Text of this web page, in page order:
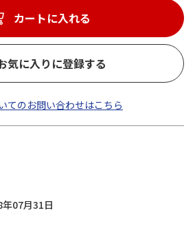
カートに入れる
気に入りに登録する
てのお問い合わせはこちら
07月31日